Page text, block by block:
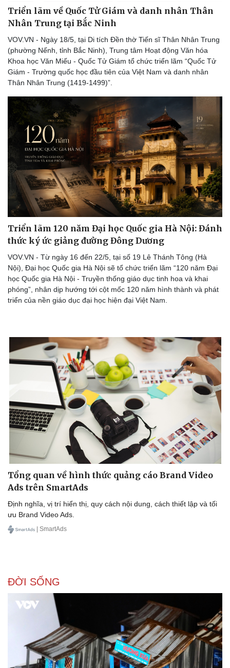
Sức khỏe
Dinh dưỡng - món ngon
Cây thuốc
Sản phụ khoa
Nhi khoa
Nam khoa
Làm đẹp - giảm cân
Phòng mạch online
Ăn sạch sống khỏe
Đời sống
Blog
Tình yêu - Gia đình
Triển lãm về Quốc Tử Giám và danh nhân Thân
Nhân Trung tại Bắc Ninh
VOV.VN - Ngày 18/5, tại Di tích Đền thờ Tiến sĩ Thân Nhân Trung
(phường Nếnh, tỉnh Bắc Ninh), Trung tâm Hoạt động Văn hóa
Khoa học Văn Miếu - Quốc Tử Giám tổ chức triển lãm “Quốc Tử
Giám - Trường quốc học đầu tiên của Việt Nam và danh nhân
Thân Nhân Trung (1419-1499)”.
Triển lãm 120 năm Đại học Quốc gia Hà Nội: Đánh
thức ký ức giảng đường Đông Dương
VOV.VN - Từ ngày 16 đến 22/5, tại số 19 Lê Thánh Tông (Hà
Nội), Đại học Quốc gia Hà Nội sẽ tổ chức triển lãm “120 năm Đại
học Quốc gia Hà Nội - Truyền thống giáo dục tinh hoa và khai
phóng”, nhân dịp hướng tới cột mốc 120 năm hình thành và phát
triển của nền giáo dục đại học hiện đại Việt Nam.
Tổng quan về hình thức quảng cáo Brand Video
Ads trên SmartAds
Định nghĩa, vị trí hiển thị, quy cách nội dung, cách thiết lập và tối
ưu Brand Video Ads.
| SmartAds
ĐỜI SỐNG